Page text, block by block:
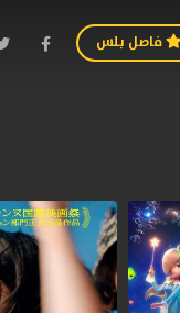
فاصل بلس